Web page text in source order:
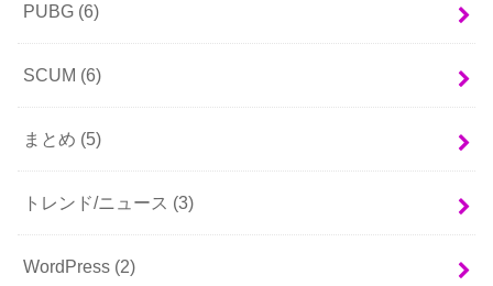
PUBG (6)
SCUM (6)
まとめ (5)
トレンド/ニュース (3)
WordPress (2)